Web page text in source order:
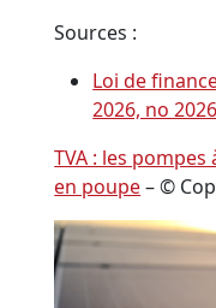
Sources :
Loi de
2026, no
TVA : les
en poupe– ©